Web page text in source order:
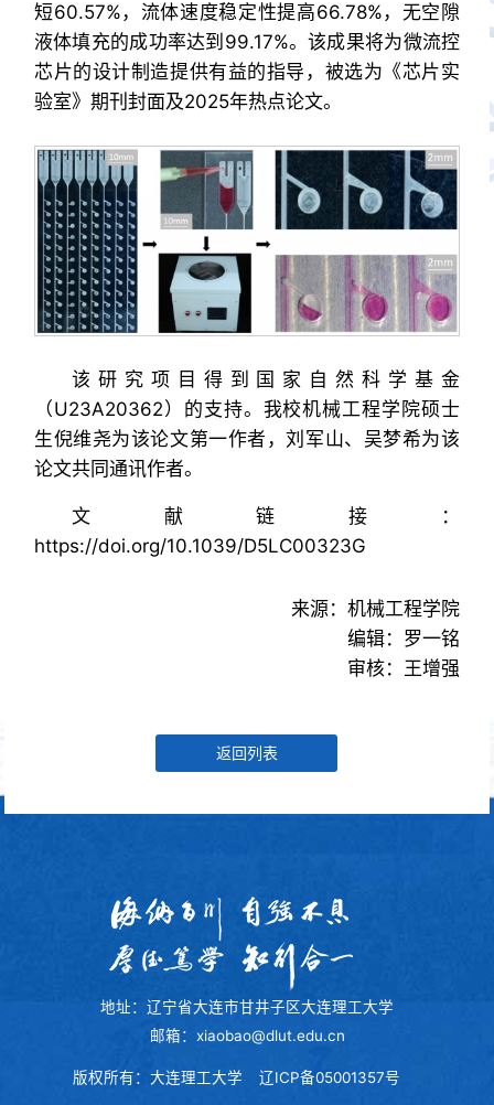
短60.57%，流体速度稳定性提高66.78%，无空隙
液体填充的成功率达到99.17%。该成果将为微流控
芯片的设计制造提供有益的指导，被选为《芯片实
验室》期刊封面及2025年热点论文。
该研究项目得到国家自然科学基金
（U23A20362）的支持。我校机械工程学院硕士
生倪维尧为该论文第一作者，刘军山、吴梦希为该
论文共同通讯作者。
文献链接：
https://doi.org/10.1039/D5LC00323G
来源：机械工程学院
编辑：罗一铭
审核：王增强
返回列表
地址：辽宁省大连市甘井子区大连理工大学
邮箱：xiaobao@dlut.edu.cn
版权所有：大连理工大学 辽ICP备05001357号